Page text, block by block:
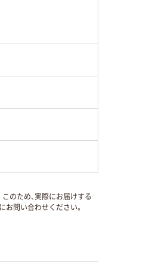
のため、実際にお届けする
お問い合わせください。